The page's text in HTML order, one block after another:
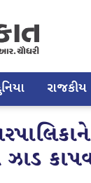
રાજકીય
ઝાડ